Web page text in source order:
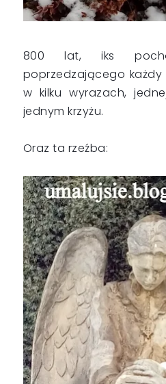
800 lat, iks
poprzedzającego każdy
w kilku wyrazach,
jednym krzyżu.
Oraz ta rzeźba: